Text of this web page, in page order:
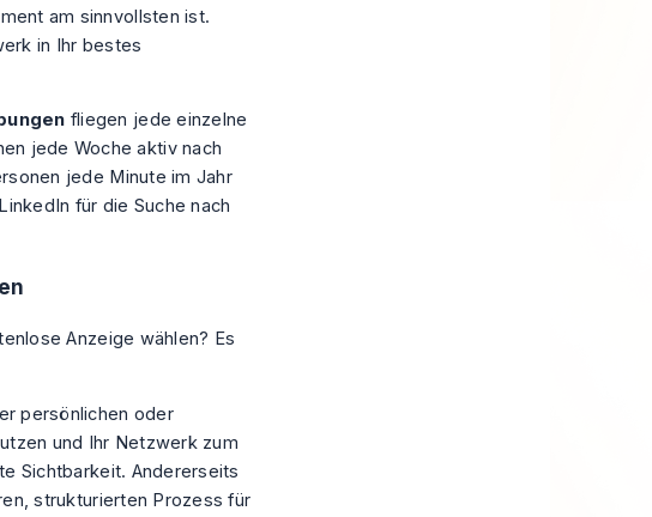
am sinnvollsten ist.
in Ihr bestes
fliegen jede einzelne
jede Woche aktiv nach
jede Minute im Jahr
für die Suche nach
Anzeige wählen? Es
persönlichen oder
und Ihr Netzwerk zum
Sichtbarkeit. Andererseits
strukturierten Prozess für